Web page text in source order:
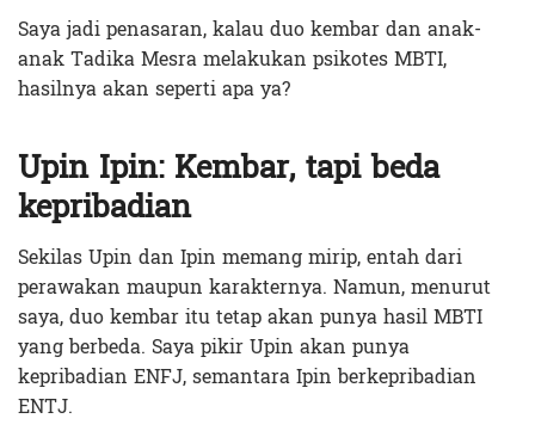
Saya jadi penasaran, kalau duo kembar dan anak-
anak Tadika Mesra melakukan psikotes MBTI,
hasilnya akan seperti apa ya?
Upin Ipin: Kembar, tapi beda
kepribadian
Sekilas Upin dan Ipin memang mirip, entah dari
perawakan maupun karakternya. Namun, menurut
saya, duo kembar itu tetap akan punya hasil MBTI
yang berbeda. Saya pikir Upin akan punya
kepribadian ENFJ, semantara Ipin berkepribadian
ENTJ.